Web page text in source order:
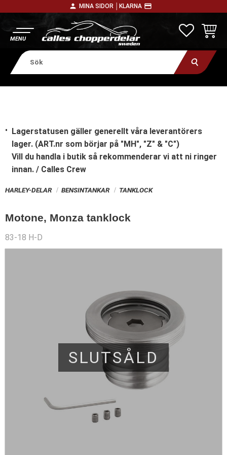
person MINA SIDOR │ KLARNA payment
Lagerstatusen gäller generellt våra leverantörers
lager. (ART.nr som börjar på "MH", "Z" & "C")
Vill du handla i butik så rekommenderar vi att ni ringer
innan. / Calles Crew
HARLEY-DELAR BENSINTANKAR TANKLOCK
Motone, Monza tanklock
83-18 H-D
SLUTSÅLD